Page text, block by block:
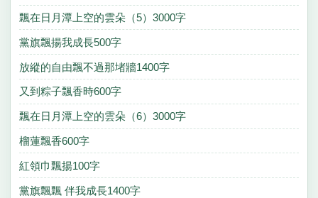
飄在日月潭上空的雲朵（5）3000字
黨旗飄揚我成長500字
放縱的自由飄不過那堵牆1400字
又到粽子飄香時600字
飄在日月潭上空的雲朵（6）3000字
榴蓮飄香600字
紅領巾飄揚100字
黨旗飄飄 伴我成長1400字